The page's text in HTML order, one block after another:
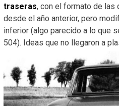
traseras, con el formato de las
desde el año anterior, pero
inferior (algo parecido a lo que
504). Ideas que no llegaron a